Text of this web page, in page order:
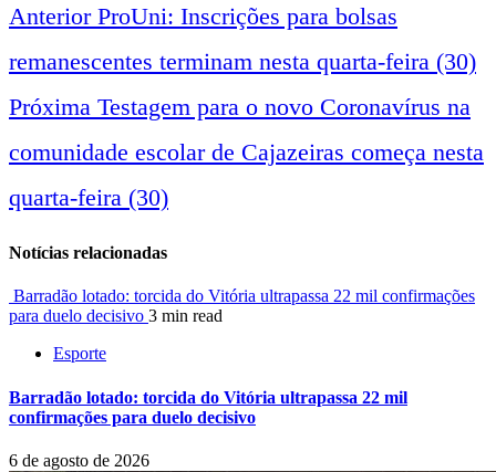
Navegação
entre
notícias
AnteriorProUni: Inscrições para bolsas
remanescentes terminam nesta quarta-feira (30)
Próxima Testagem para o novo Coronavírus na
comunidade escolar de Cajazeiras começa nesta
quarta-feira (30)
Notícias relacionadas
Barradão lotado: torcida do Vitória ultrapassa 22 mil confirmações
para duelo decisivo 3 min read
Esporte
Barradão lotado: torcida do Vitória ultrapassa 22 mil
confirmações para duelo decisivo
6 de agosto de 2026